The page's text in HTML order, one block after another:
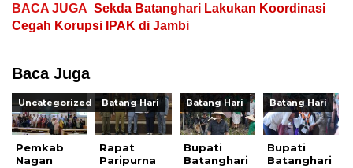
BACA JUGA Sekda Batanghari Lakukan Koordinasi
Cegah Korupsi IPAK di Jambi
Baca Juga
Uncategorized
Pemkab
Nagan
Batang Hari
Rapat
Paripurna
Batang Hari
Bupati
Batanghari
Batang Hari
Bupati
Batanghari